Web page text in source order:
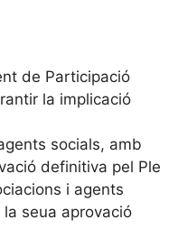
de Participació
la implicació
socials, amb
definitiva pel Ple
i agents
seua aprovació